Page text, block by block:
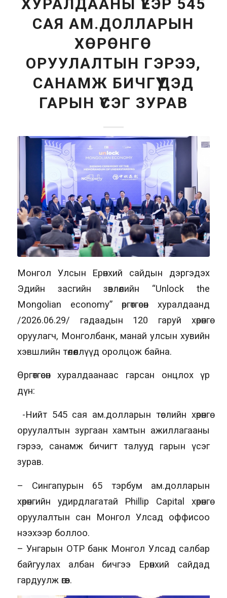
ХУРАЛДААНЫ ҮЕЭР 545
САЯ АМ.ДОЛЛАРЫН
ХӨРӨНГӨ
ОРУУЛАЛТЫН ГЭРЭЭ,
САНАМЖ БИЧГҮҮДЭД
ГАРЫН ҮСЭГ ЗУРАВ
Монгол Улсын Ерөнхий сайдын дэргэдэх
Эдийн засгийн зөвлөлийн “Unlock the
Mongolian economy” өргөтгөсөн хуралдаанд
/2026.06.29/ гадаадын 120 гаруй хөрөнгө
оруулагч, Монголбанк, манай улсын хувийн
хэвшлийн төлөөллүүд оролцож байна.
Өргөтгөсөн хуралдаанаас гарсан онцлох үр
дүн:
-Нийт 545 сая ам.долларын төслийн хөрөнгө
оруулалтын зургаан хамтын ажиллагааны
гэрээ, санамж бичигт талууд гарын үсэг
зурав.
– Сингапурын 65 тэрбум ам.долларын
хөрөнгийн удирдлагатай Phillip Capital хөрөнгө
оруулалтын сан Монгол Улсад оффисоо
нээхээр боллоо.
– Унгарын OTP банк Монгол Улсад салбар
байгуулах албан бичгээ Ерөнхий сайдад
гардуулж өгөв.